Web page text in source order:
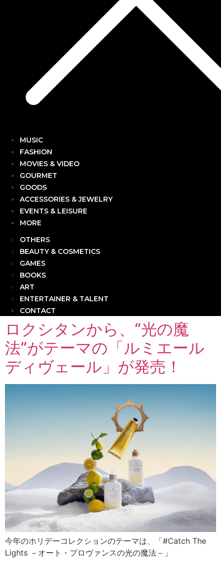
MUSIC
FASHION
MOVIES & VIDEO
GOURMET
GOODS
ACCESSORIES & JEWELRY
EVENTS & LEISURE
MORE
OTHERS
BEAUTY & COSMETICS
GAMES
BOOKS
ART
ENTERTAINER & TALENT
CONTACT
ロクシタンから、“光の魔
法”がテーマの「ルミエール
ディヴェール」が発売！
今年のホリデーコレクションのテーマは、「#Catch The
Lights －オート・プロヴァンスの光の魔法－」